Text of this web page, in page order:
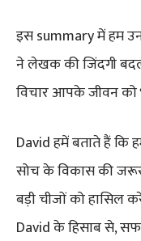
इस summary में हम
ने लेखक की जिंदगी
विचार आपके जीवन को
David हमें बताते हैं
सोच के विकास की
बड़ी चीजों को हासिल
David के हिसाब से,